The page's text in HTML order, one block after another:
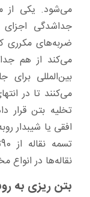
می‌شود. یکی از
جداشدگی
ضربه‌های مکرری
می‌کند از هم
بین‌المللی
می‌کنند تا در
تخلیه بتن قرار
افقی یا شیبدار
نقاله‌ها در انواع
بتن ریزی به